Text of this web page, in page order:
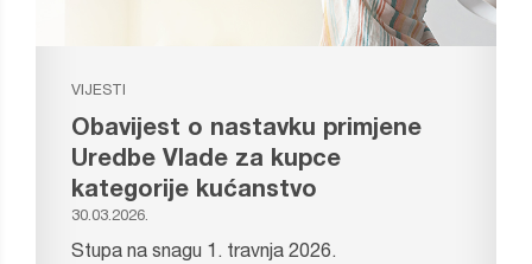
VIJESTI
Obavijest o nastavku primjene
Uredbe Vlade za kupce
kategorije kućanstvo
30.03.2026.
Stupa na snagu 1. travnja 2026.